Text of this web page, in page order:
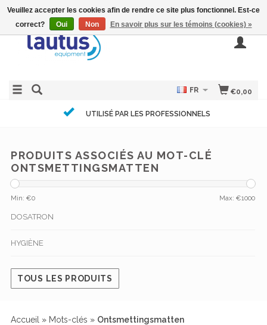
€0,00
FR
UTILISÉ PAR LES PROFESSIONNELS
PRODUITS ASSOCIÉS AU MOT-CLÉ
ONTSMETTINGSMATTEN
Min: €0 Max: €1000
DOSATRON
HYGIÈNE
TOUS LES PRODUITS
Accueil » Mots-clés » Ontsmettingsmatten
Veuillez accepter les cookies afin de rendre ce site plus fonctionnel. Est-ce
correct?
Oui Non En savoir plus sur les témoins (cookies) »